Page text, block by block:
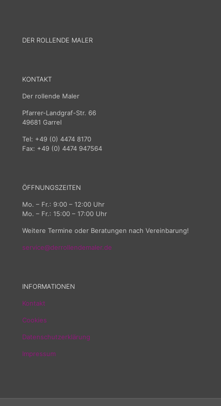
DER ROLLENDE MALER
KONTAKT
Der rollende Maler
Pfarrer-Landgraf-Str. 66
49681 Garrel
Tel: +49 (0) 4474 8170
Fax: +49 (0) 4474 947564
ÖFFNUNGSZEITEN
Mo. – Fr.: 9:00 – 12:00 Uhr
Mo. – Fr.: 15:00 – 17:00 Uhr
Weitere Termine oder Beratungen nach Vereinbarung!
service@derrollendemaler.de
INFORMATIONEN
Kontakt
Cookies
Datenschutzerklärung
Impressum